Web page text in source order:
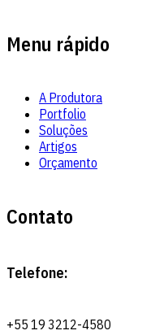
Menu rápido
A Produtora
Portfolio
Soluções
Artigos
Orçamento
Contato
Telefone:
+55 19 3212-4580